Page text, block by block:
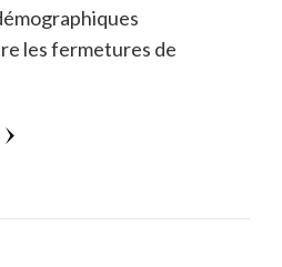
les fermetures de